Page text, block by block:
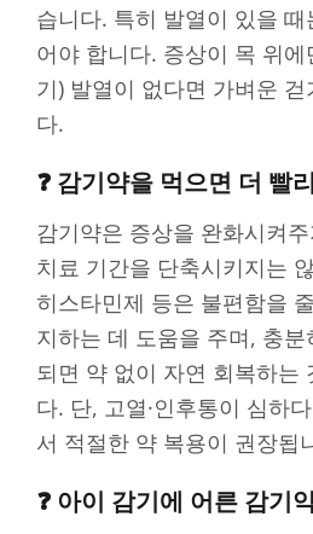
습니다. 특히 발열이 있을
어야 합니다. 증상이 목 위
기) 발열이 없다면 가벼운
다.
❓ 감기약을 먹으면 더 빨
감기약은 증상을 완화시켜
치료 기간을 단축시키지는
히스타민제 등은 불편함을
지하는 데 도움을 주며, 충
되면 약 없이 자연 회복하는
다. 단, 고열·인후통이 심하
서 적절한 약 복용이 권장됩
❓ 아이 감기에 어른 감기